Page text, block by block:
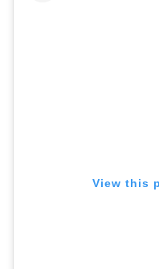
View this